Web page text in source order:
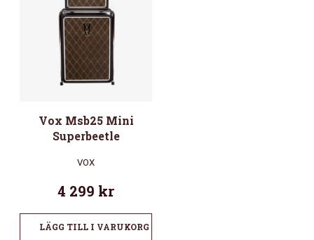
Vox Msb25 Mini
Superbeetle
VOX
4 299 kr
LÄGG TILL I VARUKORG